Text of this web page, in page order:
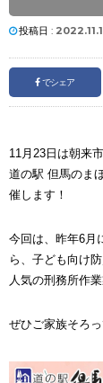
投稿日 :
でシェア
11月23日は朝来
道の駅 但馬のま
催します！
今回は、昨年6月
ら、子ども向け
人気の刑務所作
ぜひご家族そろ